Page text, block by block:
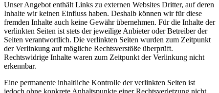
Unser Angebot enthält Links zu externen Websites Dritter, auf deren
Inhalte wir keinen Einfluss haben. Deshalb können wir für diese
fremden Inhalte auch keine Gewähr übernehmen. Für die Inhalte der
verlinkten Seiten ist stets der jeweilige Anbieter oder Betreiber der
Seiten verantwortlich. Die verlinkten Seiten wurden zum Zeitpunkt
der Verlinkung auf mögliche Rechtsverstöße überprüft.
Rechtswidrige Inhalte waren zum Zeitpunkt der Verlinkung nicht
erkennbar.
Eine permanente inhaltliche Kontrolle der verlinkten Seiten ist